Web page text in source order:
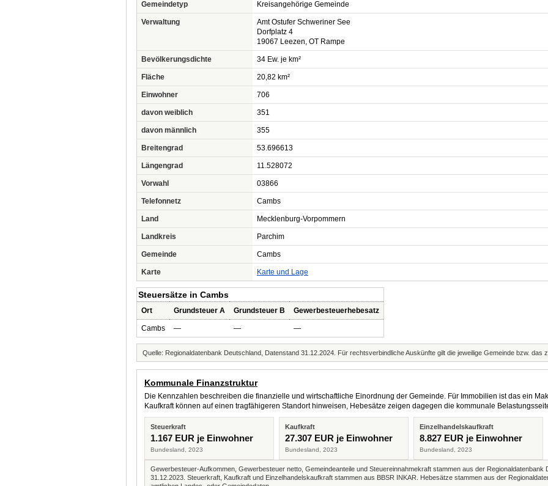
Gemeindetyp Kreisangehörige Gemeinde
Verwaltung
Amt Ostufer Schweriner See
Dorfplatz 4
19067 Leezen, OT Rampe
Bevölkerungsdichte 34 Ew. je km²
Fläche 20,82 km²
Einwohner 706
davon weiblich 351
davon männlich 355
Breitengrad 53.696613
Längengrad 11.528072
Vorwahl 03866
Telefonnetz Cambs
Land Mecklenburg-Vorpommern
Landkreis Parchim
Gemeinde Cambs
Karte Karte und Lage
Steuersätze in Cambs
Ort Grundsteuer A Grundsteuer B Gewerbesteuerhebesatz
Cambs — — —
Quelle: Regionaldatenbank Deutschland, Datenstand 31.12.2024. Für rechtsverbindliche Auskünfte gilt die jeweilige Gemeinde bzw. das
Kommunale Finanzstruktur
Die Kennzahlen beschreiben die finanzielle und wirtschaftliche Einordnung der Gemeinde. Für Immobilien ist das ein
Kaufkraft können auf einen tragfähigeren Standort hinweisen, Hebesätze zeigen dagegen die kommunale
Steuerkraft
1.167 EUR je Einwohner
Bundesland, 2023
Kaufkraft
27.307 EUR je Einwohner
Bundesland, 2023
Einzelhandelskaufkraft
8.827 EUR je Einwohner
Bundesland, 2023
Gewerbesteuer-Aufkommen, Gewerbesteuer netto, Gemeindeanteile und Steuereinnahmekraft stammen aus der
31.12.2023. Steuerkraft, Kaufkraft und Einzelhandelskaufkraft stammen aus BBSR INKAR. Hebesätze stammen aus der